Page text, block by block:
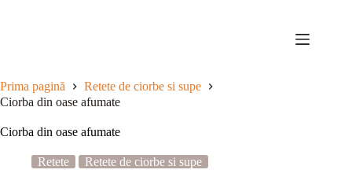
Prima pagină
Retete de ciorbe si supe
Ciorba din oase afumate
Ciorba din oase afumate
Retete Retete de ciorbe si supe